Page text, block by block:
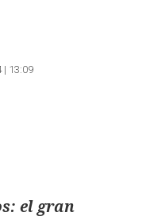
| 13:09
el gran